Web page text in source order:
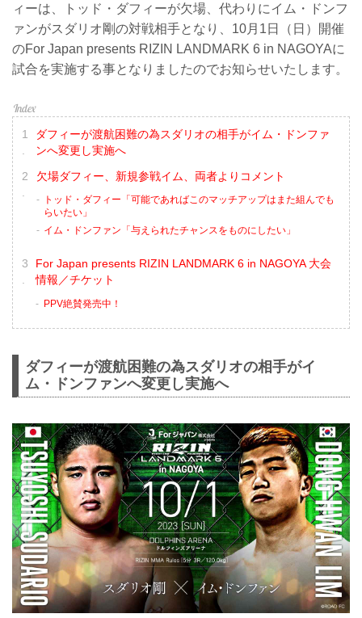
ィーは、トッド・ダフィーが欠場、代わりにイム・ドンフ
ァンがスダリオ剛の対戦相手となり、10月1日（日）開催
のFor Japan presents RIZIN LANDMARK 6 in NAGOYAに
試合を実施する事となりましたのでお知らせいたします。
ダフィーが渡航困難の為スダリオの相手がイム・ドンファ
ンへ変更し実施へ
欠場ダフィー、新規参戦イム、両者よりコメント
トッド・ダフィー「可能であればこのマッチアップはまた組んでも
らいたい」
イム・ドンファン「与えられたチャンスをものにしたい」
For Japan presents RIZIN LANDMARK 6 in NAGOYA 大会
情報／チケット
PPV絶賛発売中！
ダフィーが渡航困難の為スダリオの相手がイ
ム・ドンファンへ変更し実施へ